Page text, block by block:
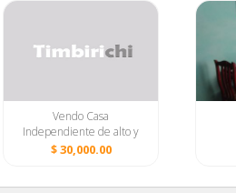
Vendo Casa
Independiente de alto y
bajo
$ 30,000.00